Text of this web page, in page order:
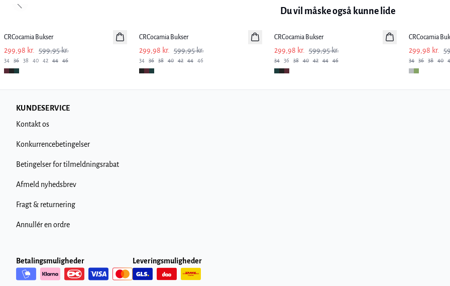
Du vil måske også kunne lide
CRCocamia Bukser
299,98 kr. 599,95 kr.
34 36 38 40 42 44 46
CRCocamia Bukser
299,98 kr. 599,95 kr.
34 36 38 40 42 44 46
-50%
CRCocamia Bukser
299,98 kr. 599,95 kr.
34 36 38 40 42 44 46
CRCocamia
299,98 kr.
34 36 38 40
Previous slide
KUNDESERVICE
Kontakt os
Konkurrencebetingelser
Betingelser for tilmeldningsrabat
Afmeld nyhedsbrev
Fragt & returnering
Annullér en ordre
Betalingsmuligheder Leveringsmuligheder